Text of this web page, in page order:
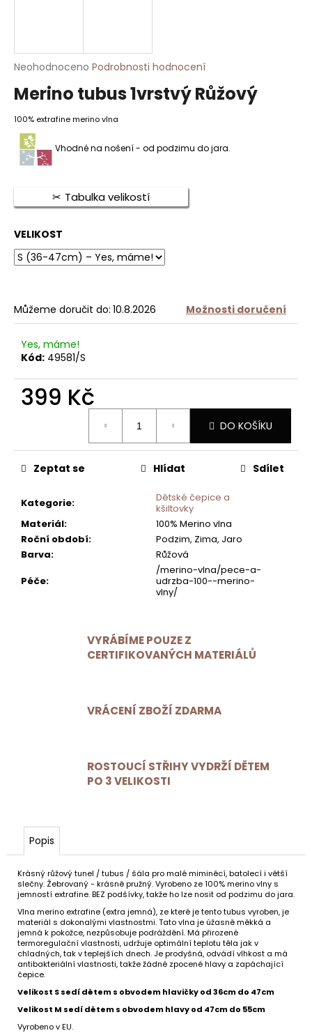
Průměrné
produktu
0,0
hvězdiček.
Neohodnoceno Podrobnosti hodnocení
Merino tubus 1vrstvý Růžový
100% extrafine merino vlna
Vhodné na nošení - od podzimu do jara.
Tabulka velikostí
VELIKOST
Můžeme doručit do: 10.8.2026 Možnosti doručení
Yes, máme!
Kód: 49581/S
399 Kč
DO KOŠÍKU
Kategorie:
Dětské čepice a
kšiltovky
Materiál:
100% Merino vlna
Roční období:
Podzim, Zima, Jaro
Barva:
Růžová
Péče:
/merino-vlna/pece-a-
udrzba-100--merino-
vlny/
Zeptat se Hlídat Sdílet
VYRÁBÍME POUZE Z
CERTIFIKOVANÝCH MATERIÁLŮ
VRÁCENÍ ZBOŽÍ ZDARMA
ROSTOUCÍ STŘIHY VYDRŽÍ DĚTEM
PO 3 VELIKOSTI
Popis
Krásný růžový tunel / tubus / šála pro malé miminěcí, batolecí i větší
slečny. Žebrovaný - krásně pružný. Vyrobeno ze 100% merino vlny s
jemností extrafine. BEZ podšívky, takže ho lze nosit od podzimu do jara.
Vlna merino extrafine (extra jemná), ze které je tento tubus vyroben, je
materiál s dokonalými vlastnostmi. Tato vlna je úžasně měkká a
jemná k pokožce, nezpůsobuje podráždění. Má přirozené
termoregulační vlastnosti, udržuje optimální teplotu těla jak v
chladných, tak v teplejších dnech. Je prodyšná, odvádí vlhkost a má
antibakteriální vlastnosti, takže žádné zpocené hlavy a zapáchající
čepice.
Velikost S sedí dětem s obvodem hlavičky od 36cm do 47cm
Velikost M sedí dětem s obvodem hlavy od 47cm do 55cm
Vyrobeno v EU.
D
p
o
r
u
u
e
m
e
MERINO
ZIMNÍ
SET
ČEPICE
TUBUSU
2VRSTVÝ
GRAFITOVÝ
999